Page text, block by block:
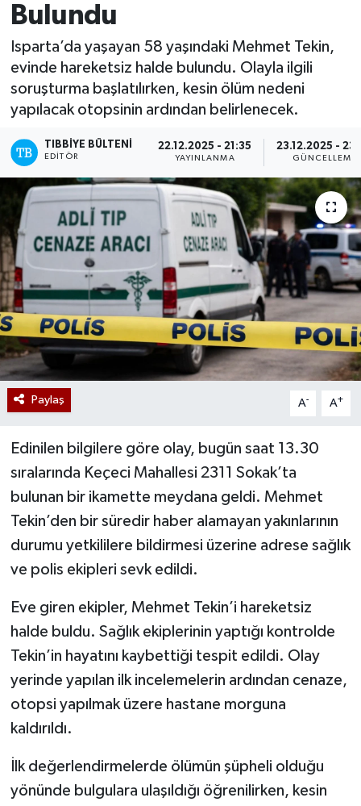
Bulundu
Isparta’da yaşayan 58 yaşındaki Mehmet Tekin,
evinde hareketsiz halde bulundu. Olayla ilgili
soruşturma başlatılırken, kesin ölüm nedeni
yapılacak otopsinin ardından belirlenecek.
TIBBIYE BÜLTENI
EDITÖR
22.12.2025 - 21:35
YAYINLANMA
23.12.2025 -
GÜNCELLEME
Paylaş A- A+
Edinilen bilgilere göre olay, bugün saat 13.30
sıralarında Keçeci Mahallesi 2311 Sokak’ta
bulunan bir ikamette meydana geldi. Mehmet
Tekin’den bir süredir haber alamayan yakınlarının
durumu yetkililere bildirmesi üzerine adrese sağlık
ve polis ekipleri sevk edildi.
Eve giren ekipler, Mehmet Tekin’i hareketsiz
halde buldu. Sağlık ekiplerinin yaptığı kontrolde
Tekin’in hayatını kaybettiği tespit edildi. Olay
yerinde yapılan ilk incelemelerin ardından cenaze,
otopsi yapılmak üzere hastane morguna
kaldırıldı.
İlk değerlendirmelerde ölümün şüpheli olduğu
yönünde bulgulara ulaşıldığı öğrenilirken, kesin
Yazarlar